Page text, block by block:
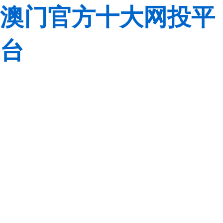
澳门官方十大网投平
台